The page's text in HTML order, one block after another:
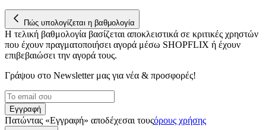
Πώς υπολογίζεται η βαθμολογία
Η τελική βαθμολογία βασίζεται αποκλειστικά σε κριτικές χρηστών
που έχουν πραγματοποιήσει αγορά μέσω SHOPFLIX ή έχουν
επιβεβαιώσει την αγορά τους.
Γράψου στο Νewsletter μας για νέα & προσφορές!
Εγγραφή
Πατώντας «Εγγραφή» αποδέχεσαι τουςόρους χρήσης